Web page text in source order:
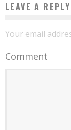
LEAVE A REPLY
Your email
Comment